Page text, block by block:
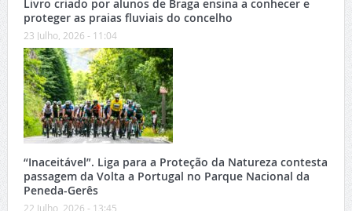
Livro criado por alunos de Braga ensina a conhecer e
proteger as praias fluviais do concelho
23 Julho, 2026 - 11:04
“Inaceitável”. Liga para a Proteção da Natureza contesta
passagem da Volta a Portugal no Parque Nacional da
Peneda-Gerês
22 Julho, 2026 - 13:45